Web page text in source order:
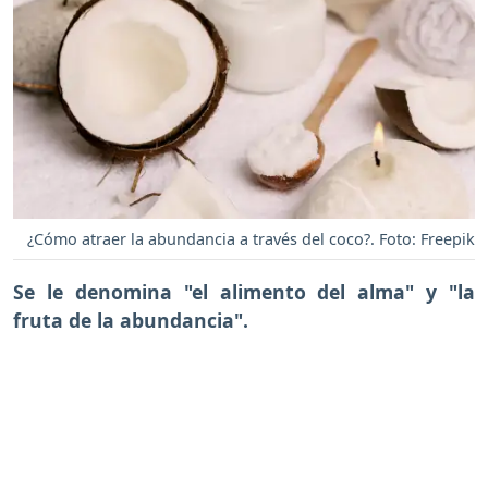
¿Cómo atraer la abundancia a través del coco?. Foto: Freepik
Se le denomina "el alimento del alma" y "la
fruta de la abundancia".